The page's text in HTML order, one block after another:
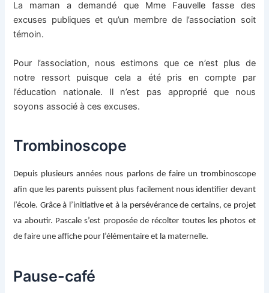
La maman a demandé que Mme Fauvelle fasse des
excuses publiques et qu’un membre de l’association soit
témoin.
Pour l’association, nous estimons que ce n’est plus de
notre ressort puisque cela a été pris en compte par
l’éducation nationale. Il n’est pas approprié que nous
soyons associé à ces excuses.
Trombinoscope
Depuis plusieurs années nous parlons de faire un trombinoscope
afin que les parents puissent plus facilement nous identifier devant
l’école. Grâce à l’initiative et à la persévérance de certains, ce projet
va aboutir. Pascale s’est proposée de récolter toutes les photos et
de faire une affiche pour l’élémentaire et la maternelle.
Pause-café